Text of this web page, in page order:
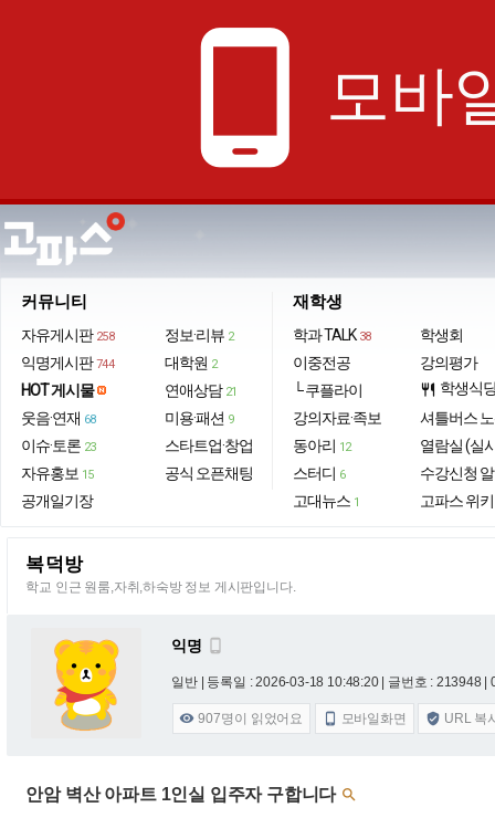
phone_android 모바
커뮤니티
자유게시판 258
익명게시판 744
HOT 게시물
웃음·연재 68
이슈·토론 23
자유홍보 15
공개일기장
정보·리뷰 2
대학원 2
연애상담 21
미용·패션 9
스타트업·창업
공식 오픈채팅
재학생
학과 TALK 38
이중전공
└ 쿠플라이
강의자료·족보
동아리 12
스터디 6
고대뉴스 1
학생회
강의평가
restaurant 학생식
셔틀버스
열람실 (실
수강신청
고파스 위키
복덕방
학교 인근 원룸,자취,하숙방 정보 게시판입니다.
익명 
일반 | 등록일 : 2026-03-18 10:48:20 | 글번호 : 213948 |
 907명이 읽었어요  모바일화면  URL 복
안암 벽산 아파트 1인실 입주자 구합니다 